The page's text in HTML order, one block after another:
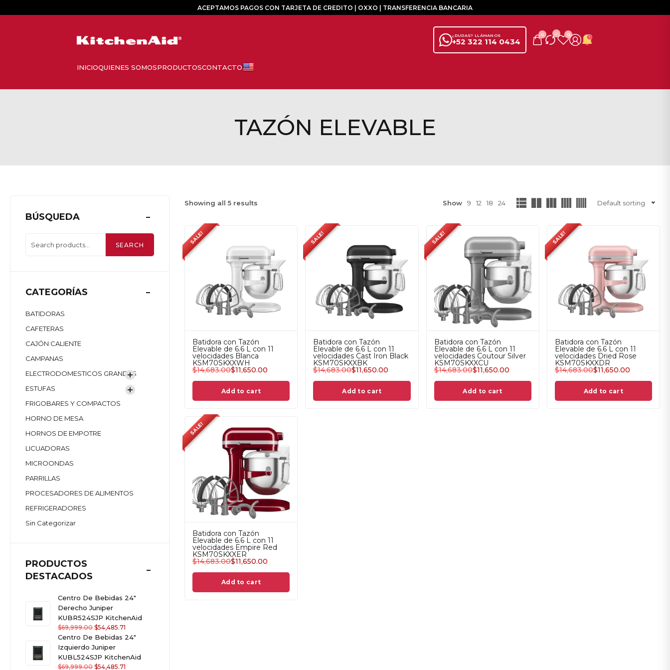
ACEPTAMOS PAGOS CON TARJETA DE CREDITO | OXXO | TRANSFERENCIA BANCARIA
+52 322 114 0434
¿DUDAS? LLÁMANOS 0 0 0
TAZÓN ELEVABLE
BÚSQUEDA
SEARCH
CATEGORÍAS
BATIDORAS
CAFETERAS
CAJÓN CALIENTE
CAMPANAS
ELECTRODOMESTICOS GRANDES
ESTUFAS
FRIGOBARES Y COMPACTOS
HORNO DE MESA
HORNOS DE EMPOTRE
LICUADORAS
MICROONDAS
PARRILLAS
PROCESADORES DE ALIMENTOS
REFRIGERADORES
Sin Categorizar
PRODUCTOS
DESTACADOS
Centro De Bebidas 24"
Derecho Juniper
KUBR524SJP KitchenAid
$69,999.00 $54,485.71
Centro De Bebidas 24"
Izquierdo Juniper
KUBL524SJP KitchenAid
$69,999.00 $54,485.71
Showing all 5 results Show 9 12 18 24 Default sorting
SALE!
Batidora con Tazón
Elevable de 6.6 L con 11
velocidades Blanca
KSM70SKXXWH
$14,683.00$11,650.00
Add to cart
SALE!
Batidora con Tazón
Elevable de 6.6 L con 11
velocidades Cast Iron Black
KSM70SKXXBK
$14,683.00$11,650.00
Add to cart
SALE!
Batidora con Tazón
Elevable de 6.6 L con 11
velocidades Coutour Silver
KSM70SKXXCU
$14,683.00$11,650.00
Add to cart
SALE!
Batidora con Tazón
Elevable de 6.6 L con 11
velocidades Dried Rose
KSM70SKXXDR
$14,683.00$11,650.00
Add to cart
SALE!
Batidora con Tazón
Elevable de 6.6 L con 11
velocidades Empire Red
KSM70SKXXER
$14,683.00$11,650.00
Add to cart